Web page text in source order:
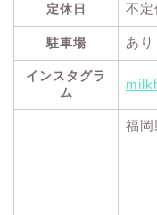
定休日 不定
駐車場 あり
インスタグラ
ム
福岡